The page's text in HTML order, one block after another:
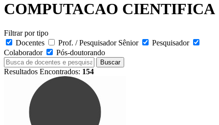
COMPUTACAO CIENTIFICA
Filtrar por tipo
Docentes
Prof. / Pesquisador Sênior
Pesquisador
Colaborador
Pós-doutorando
Buscar
Resultados Encontrados: 154